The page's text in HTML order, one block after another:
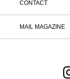
CONTACT
MAIL MAGAZINE